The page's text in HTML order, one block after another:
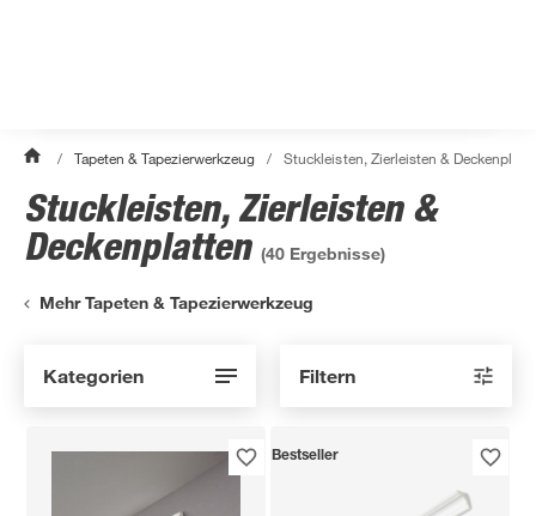
/ Tapeten & Tapezierwerkzeug / Stuckleisten, Zierleisten &
Stuckleisten, Zierleisten &
Deckenplatten (40 Ergebnisse)
Mehr Tapeten & Tapezierwerkzeug
Kategorien Filtern
Bestseller